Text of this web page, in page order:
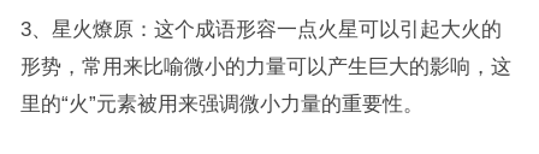
3、星火燎原：这个成语形容一点火星可以引起大火的
形势，常用来比喻微小的力量可以产生巨大的影响，这
里的“火”元素被用来强调微小力量的重要性。